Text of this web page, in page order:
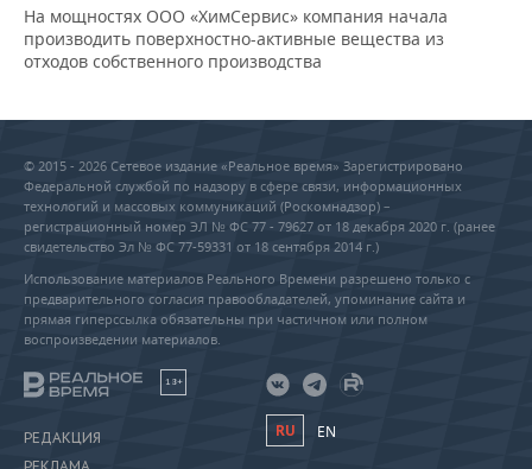
На мощностях ООО «ХимСервис» компания начала
производить поверхностно-активные вещества из
отходов собственного производства
© 2015 - 2026 Сетевое издание «Реальное время» Зарегистрировано
Федеральной службой по надзору в сфере связи, информационных
технологий и массовых коммуникаций (Роскомнадзор) –
регистрационный номер ЭЛ № ФС 77 - 79627 от 18 декабря 2020 г. (ранее
свидетельство Эл № ФС 77-59331 от 18 сентября 2014 г.)
Использование материалов Реального Времени разрешено только с
предварительного согласия правообладателей, упоминание сайта и
прямая гиперссылка обязательны при частичном или полном
воспроизведении материалов.
18+
РЕДАКЦИЯ
RU EN